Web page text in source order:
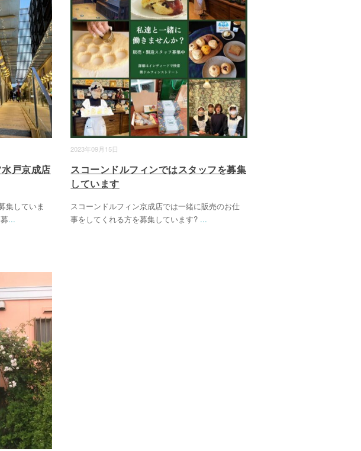
戸京成店
集していま
...
2023年09月15日
スコーンドルフィンではスタッフを募集
しています
スコーンドルフィン京成店では一緒に販売のお仕
事をしてくれる方を募集しています? ...